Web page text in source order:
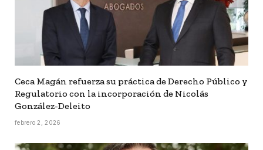
Ceca Magán refuerza su práctica de Derecho Público y
Regulatorio con la incorporación de Nicolás
González-Deleito
febrero 2, 2026